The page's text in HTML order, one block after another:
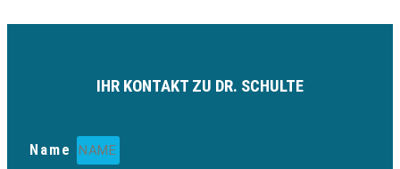
IHR KONTAKT ZU DR. SCHULTE
Name